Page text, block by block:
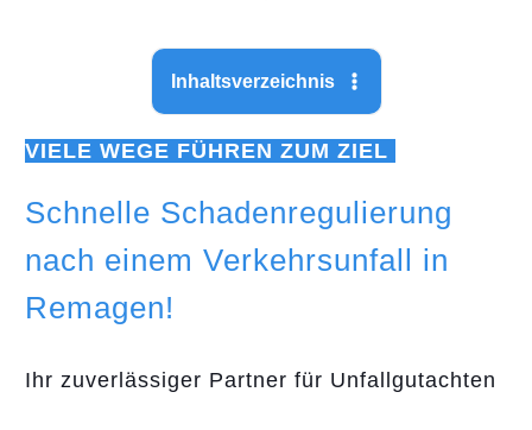
Inhaltsverzeichnis
VIELE WEGE FÜHREN ZUM ZIEL
Schnelle Schadenregulierung
nach einem Verkehrsunfall in
Remagen!
Ihr zuverlässiger Partner für Unfallgutachten